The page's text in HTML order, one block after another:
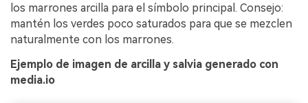
los marrones arcilla para el símbolo principal. Consejo:
mantén los verdes poco saturados para que se mezclen
naturalmente con los marrones.
Ejemplo de imagen de arcilla y salvia generado con
media.io